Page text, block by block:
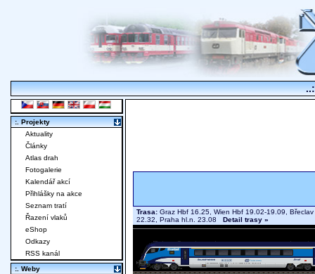
Trasa: Graz Hbf 16.25, Wien Hbf 19.02-19.09,
22.32, Praha hl.n. 23.08 Detail trasy »
:. Projekty
Aktuality
Články
Atlas drah
Fotogalerie
Kalendář akcí
Přihlášky na akce
Seznam tratí
Řazení vlaků
eShop
Odkazy
RSS kanál
:. Weby